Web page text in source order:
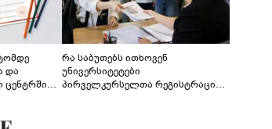
და
ცენტრში
რა საბუთებს ითხოვენ
უნივერსიტეტები
პირველკურსელთა რეგისტრაციის